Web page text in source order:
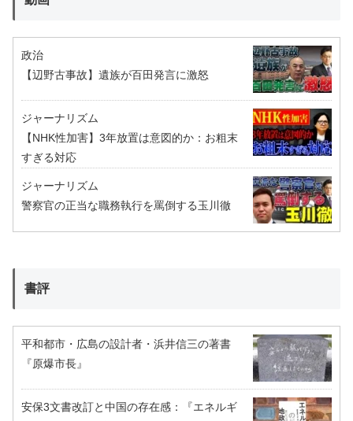
政治
【辺野古事故】遺族が百田発言に激怒
ジャーナリズム
【NHK性加害】3年放置は意図的か：お粗末
すぎる対応
ジャーナリズム
警察官の正当な職務執行を罵倒する玉川徹
書評
平和都市・広島の設計者・浜井信三の著書
『原爆市長』
安保3文書改訂と中国の存在感：『エネルギ